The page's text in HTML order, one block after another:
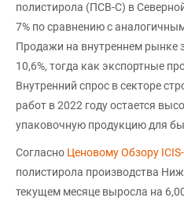
полистирола (ПСВ-С) в
7% по сравнению с
Продажи на внутреннем рынке
10,6%, тогда как экспортные
Внутренний спрос в секторе
работ в 2022 году остается
упаковочную продукцию для
Согласно Ценовому Обзору
полистирола производства
текущем месяце выросла на